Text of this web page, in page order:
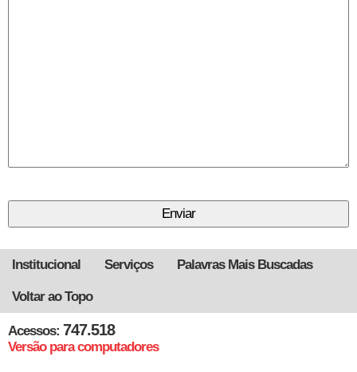
Institucional Serviços Palavras Mais Buscadas
Voltar ao Topo
Acessos: 747.518
Versão para computadores